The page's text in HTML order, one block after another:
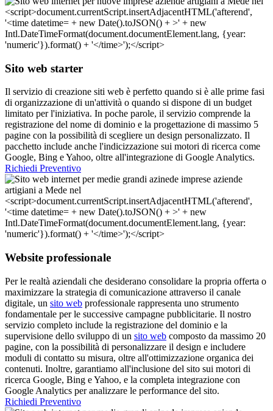
Sito web starter
Il servizio di creazione siti web è perfetto quando si è alle prime fasi
di organizzazione di un'attività o quando si dispone di un budget
limitato per l'iniziativa. In poche parole, il servizio comprende la
registrazione del nome di dominio e la progettazione di massimo 5
pagine con la possibilità di scegliere un design personalizzato. Il
pacchetto include anche l'indicizzazione sui motori di ricerca come
Google, Bing e Yahoo, oltre all'integrazione di Google Analytics.
Richiedi Preventivo
Website professionale
Per le realtà aziendali che desiderano consolidare la propria offerta o
maximizzare la strategia di comunicazione attraverso il canale
digitale, un sito web professionale rappresenta uno strumento
fondamentale per le successive campagne pubblicitarie. Il nostro
servizio completo include la registrazione del dominio e la
supervisione dello sviluppo di un sito web composto da massimo 20
pagine, con la possibilità di personalizzare il design e includere
moduli di contatto su misura, oltre all'ottimizzazione organica dei
contenuti. Inoltre, garantiamo all'inclusione del sito sui motori di
ricerca Google, Bing e Yahoo, e la completa integrazione con
Google Analytics per analizzare le performance del sito.
Richiedi Preventivo